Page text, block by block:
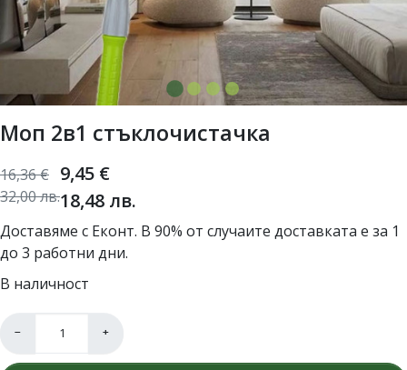
Моп 2в1 стъклочистачка
9,45 €
18,48 лв.
16,36€
32,00лв.
Доставяме с Еконт. В 90% от случаите доставката е за 1
до 3 работни дни.
В наличност
− +